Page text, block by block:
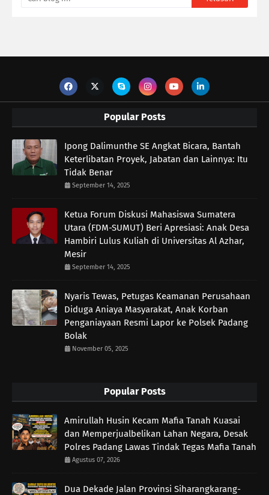
Popular Posts
Ipong Dalimunthe SE Angkat Bicara, Bantah
Keterlibatan Proyek, Jabatan dan Lainnya: Itu
Tidak Benar
September 14, 2025
Ketua Forum Diskusi Mahasiswa Sumatera
Utara (FDM-SUMUT) Beri Apresiasi: Anak Desa
Hambiri Lulus Kuliah di Universitas Al Azhar,
Mesir
September 14, 2025
Nyaris Tewas, Petugas Keamanan Perusahaan
Diduga Aniaya Masyarakat, Anak Korban
Penganiayaan Resmi Lapor ke Polsek Padang
Bolak
November 05, 2025
Popular Posts
Amirullah Husin Kecam Mafia Tanah Kuasai
dan Memperjualbelikan Lahan Negara, Desak
Polres Padang Lawas Tindak Tegas Mafia Tanah
Agustus 07, 2026
Dua Dekade Jalan Provinsi Siharangkarang-